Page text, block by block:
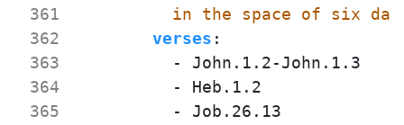
361
362
363
364
365
in the space of six
verses :
- John.1.2-John.1.3
- Heb.1.2
- Job.26.13